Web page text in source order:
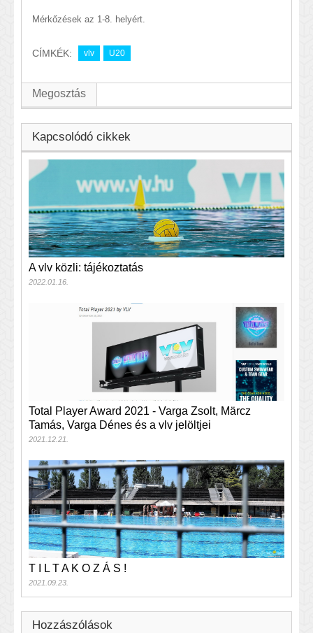
Mérkőzések az 1-8. helyért.
CÍMKÉK: vlv U20
Megosztás
Kapcsolódó cikkek
A vlv közli: tájékoztatás
2022.01.16.
Total Player Award 2021 - Varga Zsolt, Märcz
Tamás, Varga Dénes és a vlv jelöltjei
2021.12.21.
T I L T A K O Z Á S !
2021.09.23.
Hozzászólások